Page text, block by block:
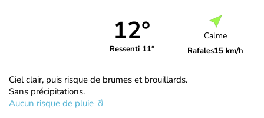
12°
Ressenti 11°
Calme
Rafales15 km/h
Ciel clair, puis risque de brumes et brouillards.
Sans précipitations.
Aucun risque de pluie